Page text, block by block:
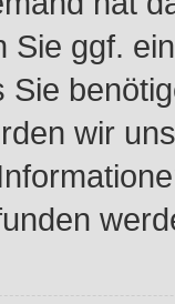
Sie ggf.
Sie
wir